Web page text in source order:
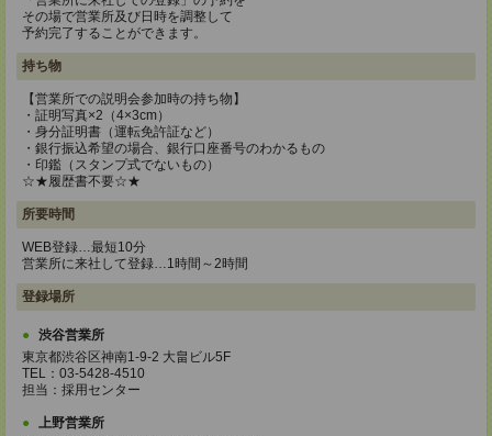
その場で営業所及び日時を調整して
予約完了することができます。
持ち物
【営業所での説明会参加時の持ち物】
・証明写真×2（4×3cm）
・身分証明書（運転免許証など）
・銀行振込希望の場合、銀行口座番号のわかるもの
・印鑑（スタンプ式でないもの）
☆★履歴書不要☆★
所要時間
WEB登録…最短10分
営業所に来社して登録…1時間～2時間
登録場所
渋谷営業所
東京都渋谷区神南1-9-2 大畠ビル5F
TEL：03-5428-4510
担当：採用センター
上野営業所